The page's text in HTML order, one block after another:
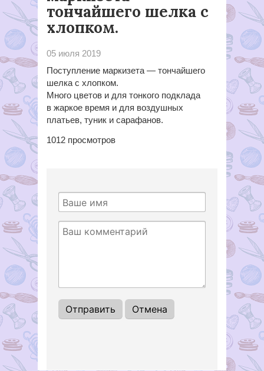
тончайшего шелка с
хлопком.
05 июля 2019
Поступление маркизета — тончайшего
шелка с хлопком.
Много цветов и для тонкого подклада
в жаркое время и для воздушных
платьев, туник и сарафанов.
1012 просмотров